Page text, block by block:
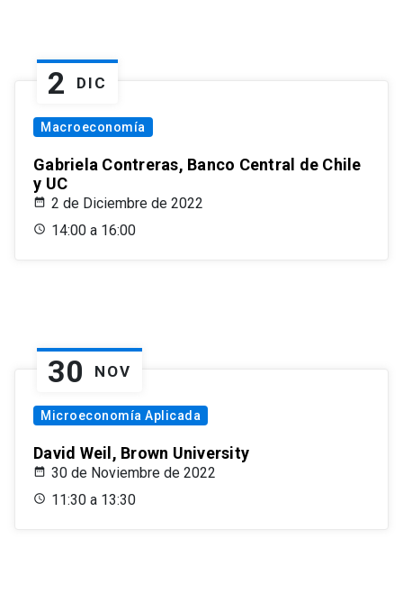
2 DIC
Macroeconomía
Gabriela Contreras, Banco Central de Chile
y UC
2 de Diciembre de 2022
14:00 a 16:00
30 NOV
Microeconomía Aplicada
David Weil, Brown University
30 de Noviembre de 2022
11:30 a 13:30